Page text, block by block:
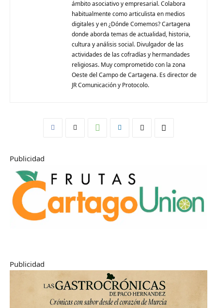
ámbito asociativo y empresarial. Colabora
habitualmente como articulista en medios
digitales y en ¿Dónde Comemos? Cartagena
donde aborda temas de actualidad, historia,
cultura y análisis social. Divulgador de las
actividades de las cofradías y hermandades
religiosas. Muy comprometido con la zona
Oeste del Campo de Cartagena. Es director de
JR Comunicación y Protocolo.
Publicidad
Publicidad